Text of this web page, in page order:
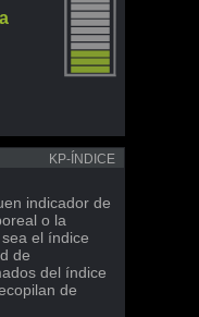
KP-ÍNDICE
indicador de
o la
el índice
de
del índice
de